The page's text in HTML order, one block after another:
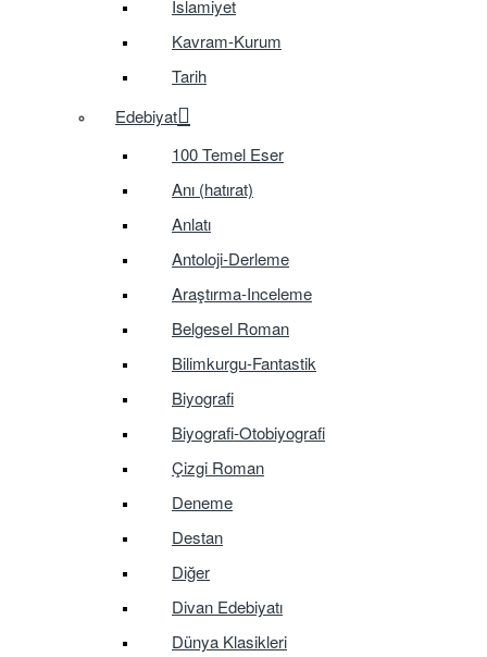
İslamiyet
Kavram-Kurum
Tarih
Edebiyat
100 Temel Eser
Anı (hatırat)
Anlatı
Antoloji-Derleme
Araştırma-Inceleme
Belgesel Roman
Bilimkurgu-Fantastik
Biyografi
Biyografi-Otobiyografi
Çizgi Roman
Deneme
Destan
Diğer
Divan Edebiyatı
Dünya Klasikleri